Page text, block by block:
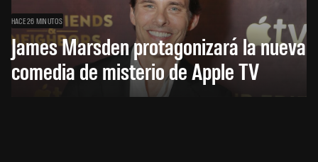
HACE 26 MINUTOS
James Marsden protagonizará la nueva
comedia de misterio de Apple TV